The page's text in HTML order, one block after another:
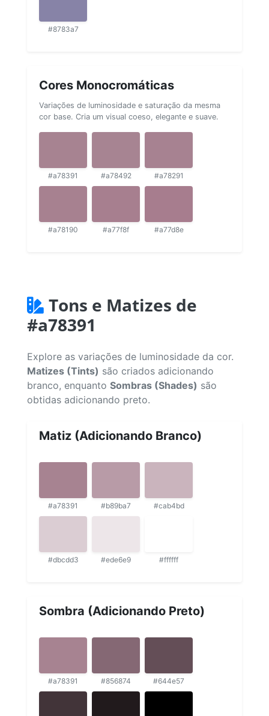
#8783a7
Cores Monocromáticas
Variações de luminosidade e saturação da mesma
cor base. Cria um visual coeso, elegante e suave.
#a78391 #a78492 #a78291
#a78190 #a77f8f #a77d8e
Tons e Matizes de
#a78391
Explore as variações de luminosidade da cor.
Matizes (Tints) são criados adicionando
branco, enquanto Sombras (Shades) são
obtidas adicionando preto.
Matiz (Adicionando Branco)
#a78391 #b89ba7 #cab4bd
#dbcdd3 #ede6e9 #ffffff
Sombra (Adicionando Preto)
#a78391 #856874 #644e57